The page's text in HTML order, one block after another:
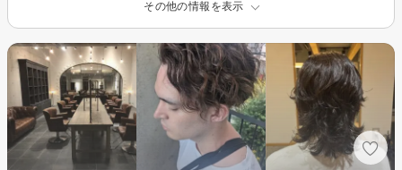
その他の情報を表示